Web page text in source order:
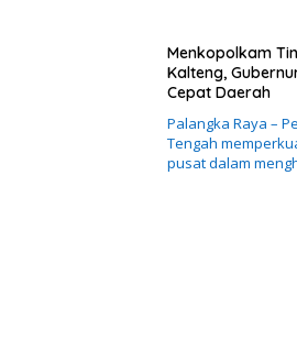
Menkopolkam
Kalteng,
Cepat Daerah
Palangka Raya –
Tengah
pusat dalam